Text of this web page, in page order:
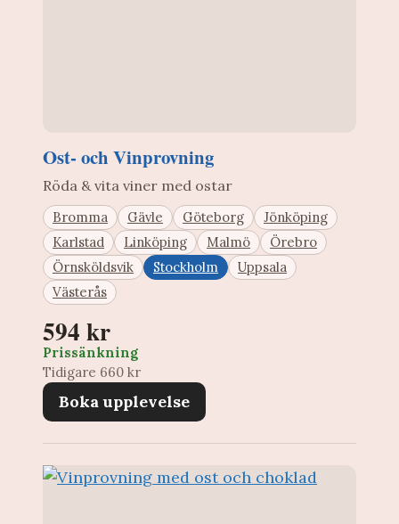
Ost- och Vinprovning
Röda & vita viner med ostar
Bromma Gävle Göteborg
Jönköping
Karlstad
Linköping Malmö
Örebro
Örnsköldsvik
Stockholm
Uppsala
Västerås
594 kr
Prissänkning
Tidigare 660 kr
Boka upplevelse